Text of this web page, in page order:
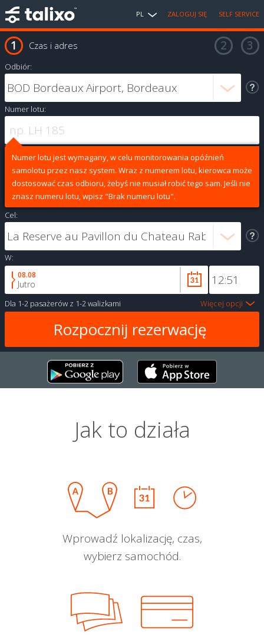
PL ZALOGUJ SIĘ SELF SERVICE
Czas i adres
Odbiór:
Numer lotu:
Numer lotu jest wymagany, w celu monitorowania opóźnień
samolotu przez nasz system. Wraz z numerem lotu, kierowca może
dostosować czas odbioru, żebyś nie musiał robić tego sam. Jeśli nie
znasz numeru lotu, wpisz "Brak numeru lotu".
Cel:
W:
08.08
Jutro
Dla 1-2 pasażerów z 1-2 walizkami Więcej opcji
Jak to działa
Wprowadź lokalizację, czas,
wybierz samochód.